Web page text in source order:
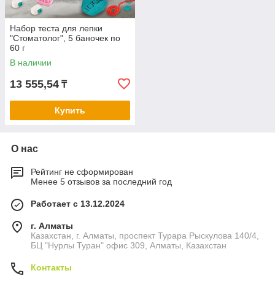
Набор теста для лепки
"Стоматолог", 5 баночек по
60 г
В наличии
13 555,54 ₸
Купить
О нас
Рейтинг не сформирован
Менее 5 отзывов за последний год
Работает с 13.12.2024
г. Алматы
Казахстан, г. Алматы, проспект Турара Рыскулова 140/4,
БЦ "Нурлы Туран" офис 309, Алматы, Казахстан
Контакты